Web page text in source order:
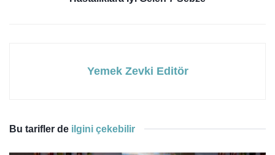
Yemek Zevki Editör
Bu tarifler de ilgini çekebilir